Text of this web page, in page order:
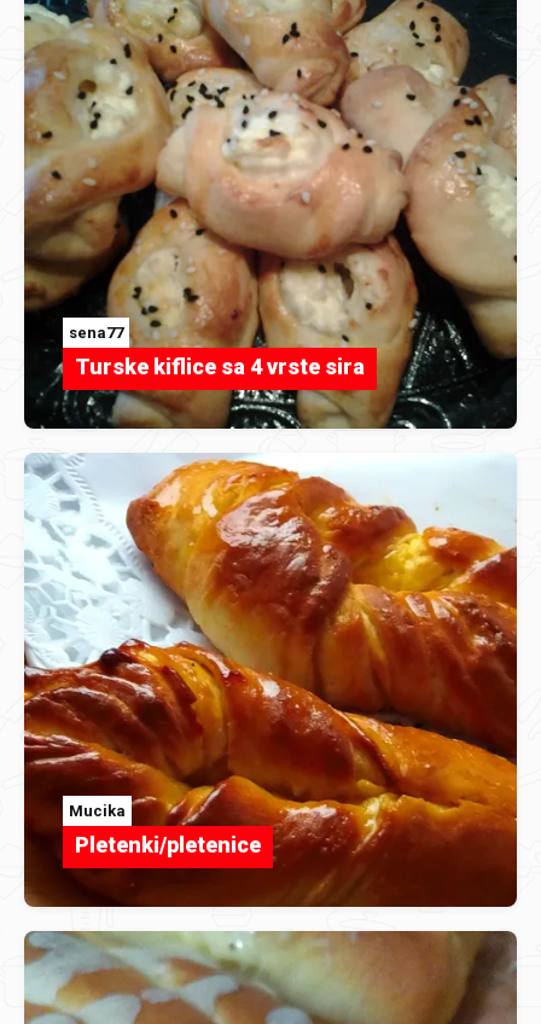
sena77
Turske kiflice sa 4 vrste sira
Mucika
Pletenki/pletenice